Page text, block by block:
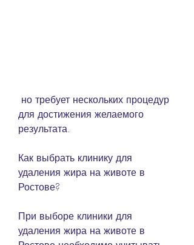
для достижения желаемого
результата.
Как выбрать клинику для
удаления жира на животе в
Ростове?
При выборе клиники для
удаления жира на животе в